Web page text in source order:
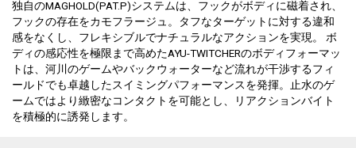
独自のMAGHOLD(PAT.P)システムは、フックがボディに磁着され、
フックの存在をカモフラージュ。タフなターゲットに対する違和
感をなくし、フレキシブルでナチュラルなアクションを実現。 ボ
ディの感応性を極限まで高めたAYU-TWITCHERのボディフォーマッ
トは、河川のゲームやバックウォーターなど流れが干渉するフィ
ールドでも卓越したスイミングパフォーマンスを発揮。止水のゲ
ームではより緻密なコンタクトを可能とし、リアクションバイト
を積極的に誘発します。